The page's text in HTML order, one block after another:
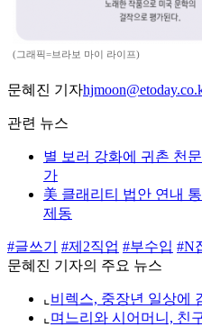
(그래픽=브라보 마이 라이프)
문혜진 기자
관련 뉴스
별 보러 강화에 귀촌 천
가
美 클래리티 법안 연내
제동
#글쓰기 #제2직업 #부수입 #N
문혜진 기자의 주요 뉴스
⌞ 비렉스, 중장년 일상에
⌞ 며느리와 시어머니, 친